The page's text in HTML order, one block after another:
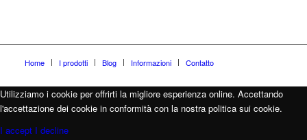
Home I prodotti Blog Informazioni Contatto
Utilizziamo i cookie per offrirti la migliore esperienza online. Accettando
l'accettazione dei cookie in conformità con la nostra politica sui cookie.
I accept I decline